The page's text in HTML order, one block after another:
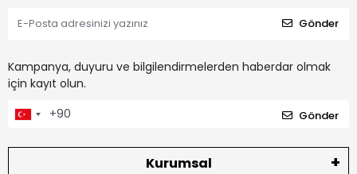
Gönder
Kampanya, duyuru ve bilgilendirmelerden haberdar olmak
için kayıt olun.
Gönder
Kurumsal